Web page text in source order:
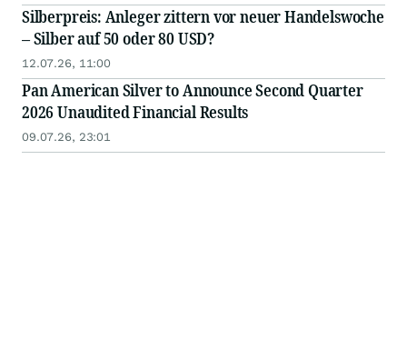
Silberpreis: Anleger zittern vor neuer Handelswoche
– Silber auf 50 oder 80 USD?
12.07.26, 11:00
Pan American Silver to Announce Second Quarter
2026 Unaudited Financial Results
09.07.26, 23:01